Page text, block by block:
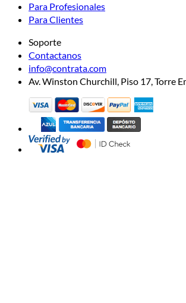
Para Profesionales
Para Clientes
Soporte
Contactanos
info@contrata.com
Av. Winston Churchill, Piso 17, Torre